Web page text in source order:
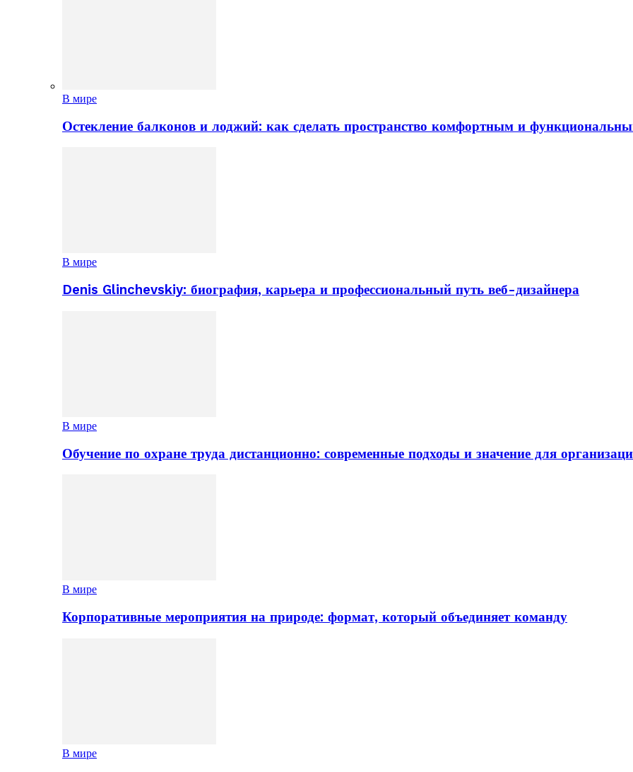
В мире
Остекление балконов и лоджий: как сделать пространство комфортным и
В мире
Denis Glinchevskiy: биография, карьера и профессиональный путь веб-дизайнера
В мире
Обучение по охране труда дистанционно: современные подходы и значение для
В мире
Корпоративные мероприятия на природе: формат, который объединяет команду
В мире